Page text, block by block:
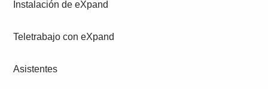
Instalación de eXpand
Teletrabajo con eXpand
Asistentes